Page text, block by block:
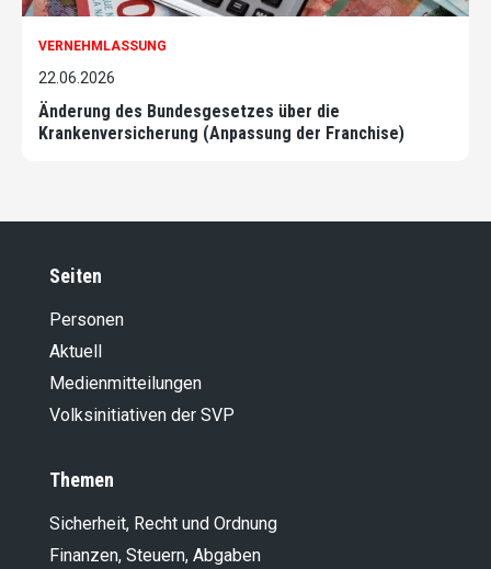
VERNEHMLASSUNG
22.06.2026
Änderung des Bundesgesetzes über die
Krankenversicherung (Anpassung der Franchise)
Seiten
Personen
Aktuell
Medienmitteilungen
Volksinitiativen der SVP
Themen
Sicherheit, Recht und Ordnung
Finanzen, Steuern, Abgaben